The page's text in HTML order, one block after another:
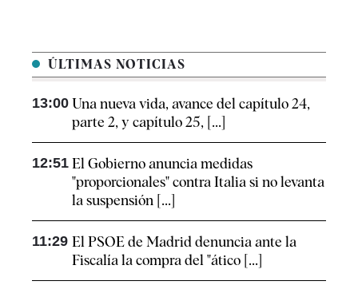
ÚLTIMAS NOTICIAS
13:00 Una nueva vida, avance del capítulo 24,
parte 2, y capítulo 25, [...]
12:51 El Gobierno anuncia medidas
"proporcionales" contra Italia si no levanta
la suspensión [...]
11:29 El PSOE de Madrid denuncia ante la
Fiscalía la compra del "ático [...]